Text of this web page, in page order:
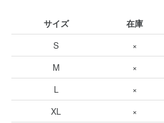
サイズ 在庫
S
×
M
×
L
×
XL
×